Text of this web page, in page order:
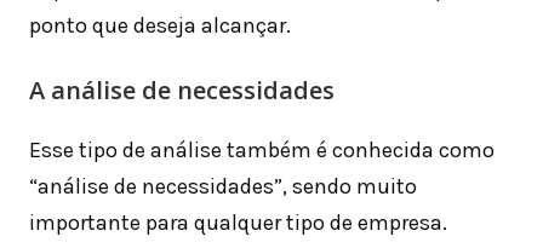
ponto que deseja alcançar.
A análise de necessidades
Esse tipo de análise também é conhecida como
“análise de necessidades”, sendo muito
importante para qualquer tipo de empresa.